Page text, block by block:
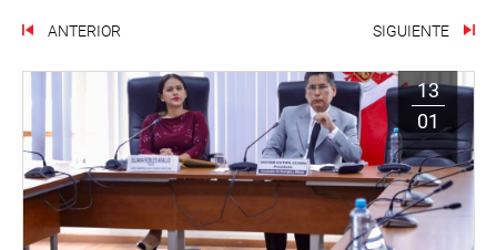
ANTERIOR SIGUIENTE
13
01